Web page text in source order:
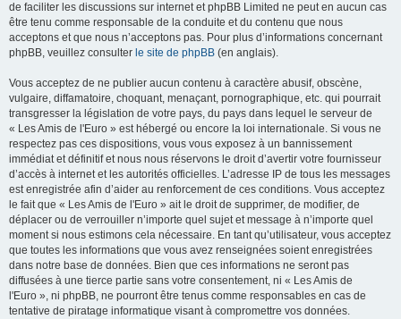
de faciliter les discussions sur internet et phpBB Limited ne peut en aucun cas
être tenu comme responsable de la conduite et du contenu que nous
acceptons et que nous n’acceptons pas. Pour plus d’informations concernant
phpBB, veuillez consulter le site de phpBB (en anglais).
Vous acceptez de ne publier aucun contenu à caractère abusif, obscène,
vulgaire, diffamatoire, choquant, menaçant, pornographique, etc. qui pourrait
transgresser la législation de votre pays, du pays dans lequel le serveur de
« Les Amis de l'Euro » est hébergé ou encore la loi internationale. Si vous ne
respectez pas ces dispositions, vous vous exposez à un bannissement
immédiat et définitif et nous nous réservons le droit d’avertir votre fournisseur
d’accès à internet et les autorités officielles. L’adresse IP de tous les messages
est enregistrée afin d’aider au renforcement de ces conditions. Vous acceptez
le fait que « Les Amis de l'Euro » ait le droit de supprimer, de modifier, de
déplacer ou de verrouiller n’importe quel sujet et message à n’importe quel
moment si nous estimons cela nécessaire. En tant qu’utilisateur, vous acceptez
que toutes les informations que vous avez renseignées soient enregistrées
dans notre base de données. Bien que ces informations ne seront pas
diffusées à une tierce partie sans votre consentement, ni « Les Amis de
l'Euro », ni phpBB, ne pourront être tenus comme responsables en cas de
tentative de piratage informatique visant à compromettre vos données.